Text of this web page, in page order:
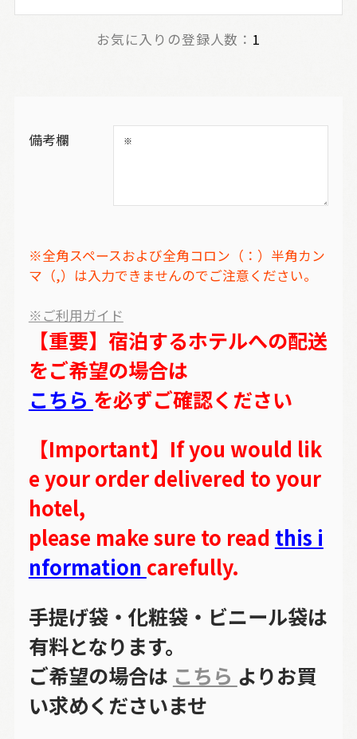
お気に入りの登録人数： 1
備考欄
※全角スペースおよび全角コロン（：）半角カン
マ（,）は入力できませんのでご注意ください。
※ご利用ガイド
【重要】宿泊するホテルへの配送
をご希望の場合は
こちら を必ずご確認ください
【Important】If you would lik
e your order delivered to your
hotel,
please make sure to read this i
nformation carefully.
手提げ袋・化粧袋・ビニール袋は
有料となります。
ご希望の場合は こちら よりお買
い求めくださいませ